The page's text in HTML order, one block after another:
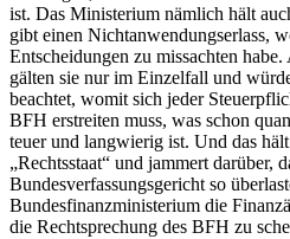
ist. Das Ministerium nämlich hält
gibt einen Nichtanwendungserlass,
Entscheidungen zu missachten
gälten sie nur im Einzelfall und
beachtet, womit sich jeder
BFH erstreiten muss, was schon
teuer und langwierig ist. Und das
„Rechtsstaat“ und jammert darüber,
Bundesverfassungsgericht so
Bundesfinanzministerium die
die Rechtsprechung des BFH zu